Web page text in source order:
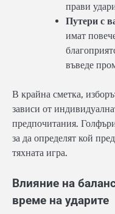
прави
Путери с
имат
въведе
В крайна сметка,
зависи от
предпочитания.
за да определят кой
тяхната игра.
Влияние на
време на ударите